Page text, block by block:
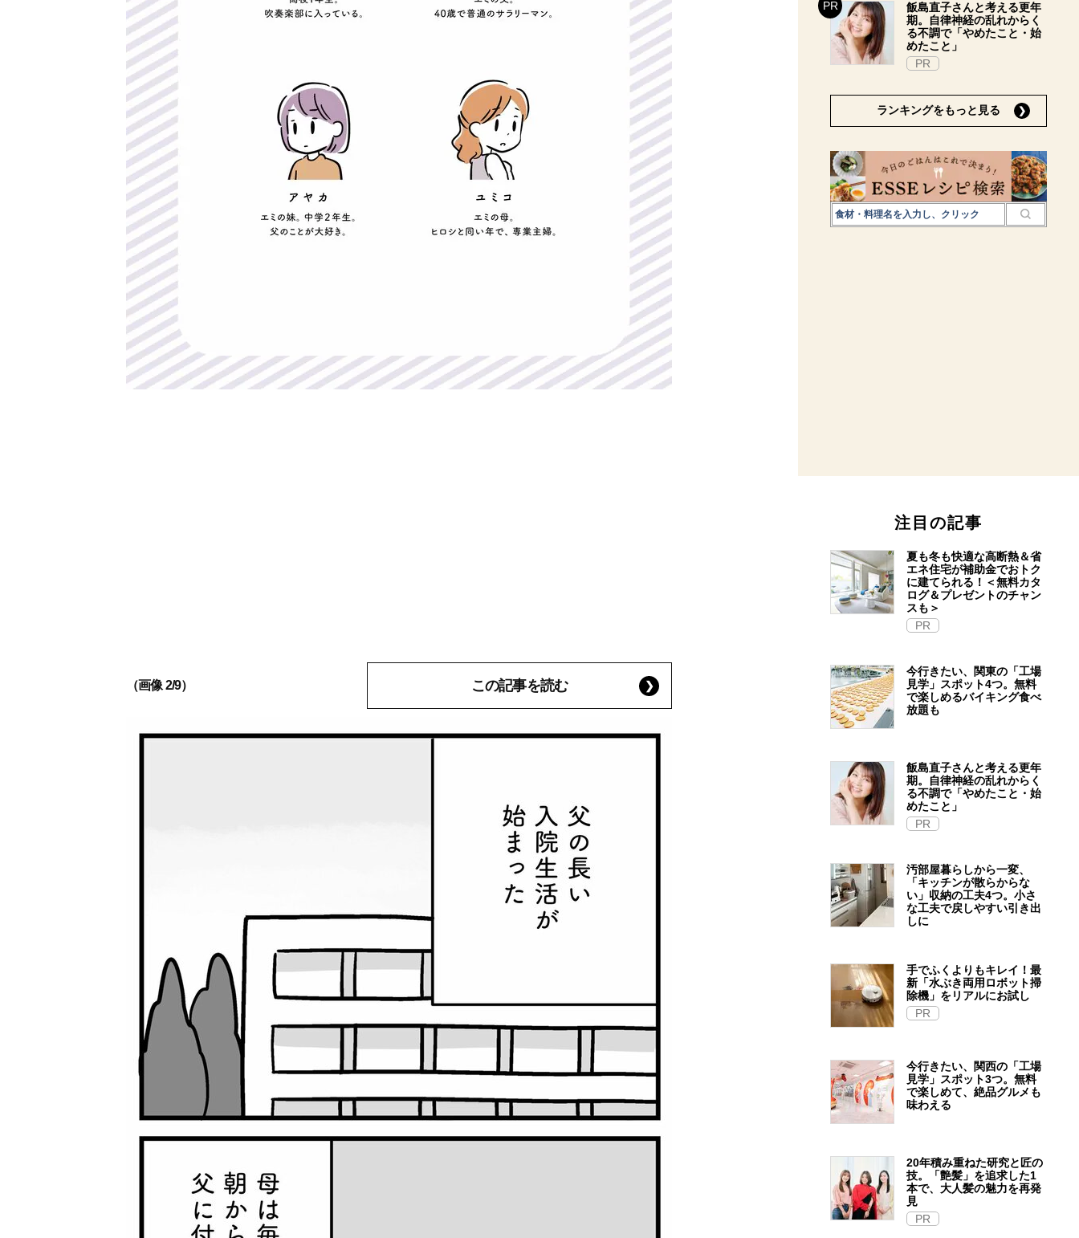
（画像 2/9） この記事を読む
飯島直子さんと考える更年
期。自律神経の乱れからく
る不調で「やめたこと・始
めたこと」
PR
ランキングをもっと見る
注目の記事
夏も冬も快適な高断熱＆省
エネ住宅が補助金でおトク
に建てられる！＜無料カタ
ログ＆プレゼントのチャン
スも＞
PR
今行きたい、関東の「工場
見学」スポット4つ。無料
で楽しめるバイキング食べ
放題も
飯島直子さんと考える更年
期。自律神経の乱れからく
る不調で「やめたこと・始
めたこと」
PR
汚部屋暮らしから一変、
「キッチンが散らからな
い」収納の工夫4つ。小さ
な工夫で戻しやすい引き出
しに
手でふくよりもキレイ！最
新「水ぶき両用ロボット掃
除機」をリアルにお試し
PR
今行きたい、関西の「工場
見学」スポット3つ。無料
で楽しめて、絶品グルメも
味わえる
20年積み重ねた研究と匠の
技。「艶髪」を追求した1
本で、大人髪の魅力を再発
見
PR